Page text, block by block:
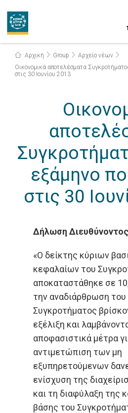
Αρχική Group
Αρχείο νέων
Οικονομικά αποτελέσματα
στις 30 Ιουνίου 2013
εξάμηνο
στις 30
Δήλωση
«Ο δείκτης κύριων
κεφαλαίων του
αποκαταστάθηκε σε
την αναδιάρθρωση του
Συγκροτήματος
εξέλιξη και
αποφασιστικά μέτρα
αντιμετώπιση των μη
εξυπηρετούμενων
ενίσχυση της
και τη διαφύλαξη της
βάσης του